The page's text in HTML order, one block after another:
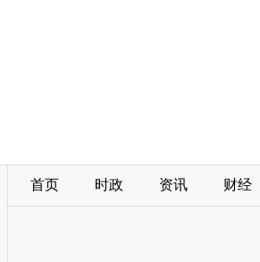
首页 时政 资讯 财经